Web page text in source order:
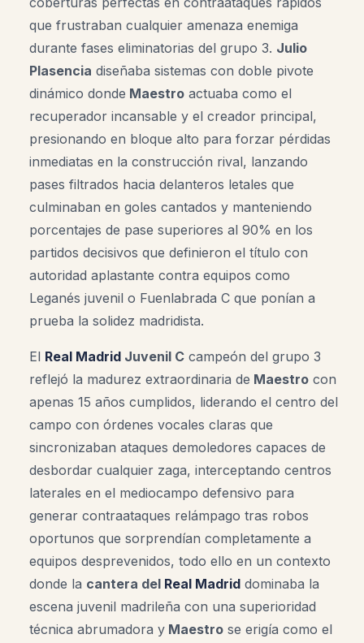
que frustraban cualquier amenaza enemiga
durante fases eliminatorias del grupo 3. Julio
Plasencia diseñaba sistemas con doble pivote
dinámico donde Maestro actuaba como el
recuperador incansable y el creador principal,
presionando en bloque alto para forzar pérdidas
inmediatas en la construcción rival, lanzando
pases filtrados hacia delanteros letales que
culminaban en goles cantados y manteniendo
porcentajes de pase superiores al 90% en los
partidos decisivos que definieron el título con
autoridad aplastante contra equipos como
Leganés juvenil o Fuenlabrada C que ponían a
prueba la solidez madridista.
El Real Madrid Juvenil C campeón del grupo 3
reflejó la madurez extraordinaria de Maestro con
apenas 15 años cumplidos, liderando el centro del
campo con órdenes vocales claras que
sincronizaban ataques demoledores capaces de
desbordar cualquier zaga, interceptando centros
laterales en el mediocampo defensivo para
generar contraataques relámpago tras robos
oportunos que sorprendían completamente a
equipos desprevenidos, todo ello en un contexto
donde la cantera del Real Madrid dominaba la
escena juvenil madrileña con una superioridad
técnica abrumadora y Maestro se erigía como el